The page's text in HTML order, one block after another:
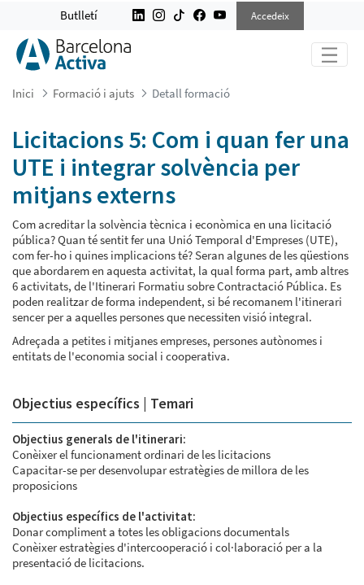
LICITACIONS 5: COM I QUAN FER
Butlletí Accedeix
Inici Formació i ajuts Detall formació
Licitacions 5: Com i quan fer una
UTE i integrar solvència per
mitjans externs
Com acreditar la solvència tècnica i econòmica en una licitació
pública? Quan té sentit fer una Unió Temporal d'Empreses (UTE),
com fer-ho i quines implicacions té? Seran algunes de les qüestions
que abordarem en aquesta activitat, la qual forma part, amb altres
6 activitats, de l'Itinerari Formatiu sobre Contractació Pública. Es
poden realitzar de forma independent, si bé recomanem l'itinerari
sencer per a aquelles persones que necessiten visió integral.
Adreçada a petites i mitjanes empreses, persones autònomes i
entitats de l'economia social i cooperativa.
Objectius específics | Temari
Objectius generals de l'itinerari:
Conèixer el funcionament ordinari de les licitacions
Capacitar-se per desenvolupar estratègies de millora de les
proposicions
Objectius específics de l'activitat:
Donar compliment a totes les obligacions documentals
Conèixer estratègies d'intercooperació i col·laboració per a la
presentació de licitacions.